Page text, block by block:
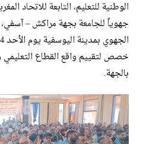
الوطنية للتعليم، التابعة للاتحاد
جهوياً للجامعة بجهة مراكش –
خصص لتقييم واقع القطاع التعليمي
بالجهة.